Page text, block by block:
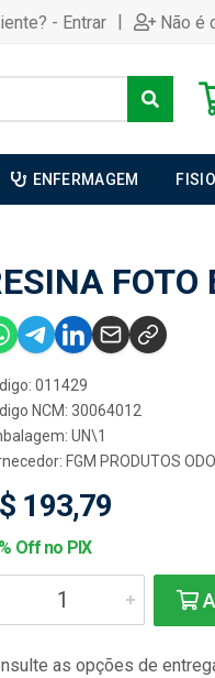
- Entrar | Não é
ENFERMAGEM
FOTO
011429
NCM: 30064012
UN\1
FGM PRODUTOS
193,79
Off no PIX
as opções de